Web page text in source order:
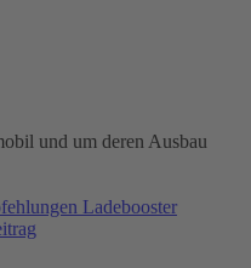
und um deren Ausbau
Ladebooster